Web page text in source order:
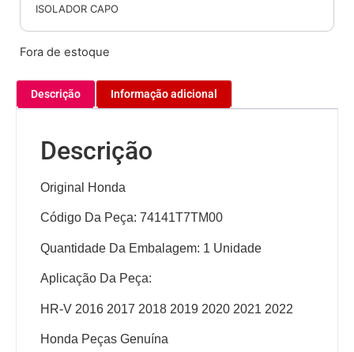
ISOLADOR CAPO
Fora de estoque
Descrição Informação adicional
Descrição
Original Honda
Código Da Peça: 74141T7TM00
Quantidade Da Embalagem: 1 Unidade
Aplicação Da Peça:
HR-V 2016 2017 2018 2019 2020 2021 2022
Honda Peças Genuína